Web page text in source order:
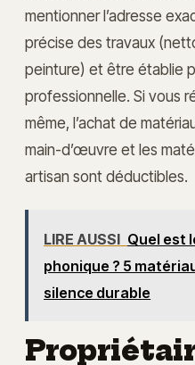
mentionner l’adresse
précise des travaux
peinture) et être établie
professionnelle. Si vous
même, l’achat de
main-d’œuvre et les
artisan sont déductibles.
LIRE AUSSI Quel est
phonique ? 5
silence durable